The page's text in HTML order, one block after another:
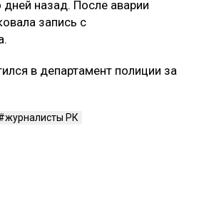
сотрясение
ушибы внутренних
с обеих сторон, а также
Сарсеков, не
могут привести к
один бесспорный факт: